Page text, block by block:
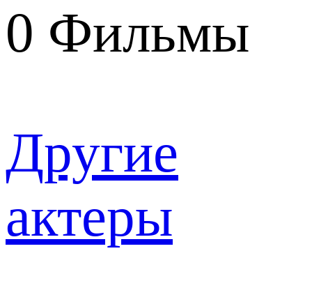
0 Фильмы
Другие
актеры